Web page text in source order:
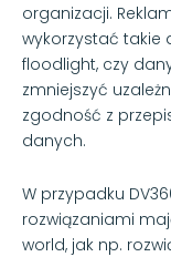
organizacji.
wykorzystać takie
floodlight, czy
zmniejszyć
zgodność z
danych.
W przypadku
rozwiązaniami
world, jak np.